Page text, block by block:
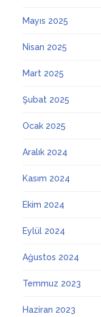
Mayıs 2025
Nisan 2025
Mart 2025
Şubat 2025
Ocak 2025
Aralık 2024
Kasım 2024
Ekim 2024
Eylül 2024
Ağustos 2024
Temmuz 2023
Haziran 2023